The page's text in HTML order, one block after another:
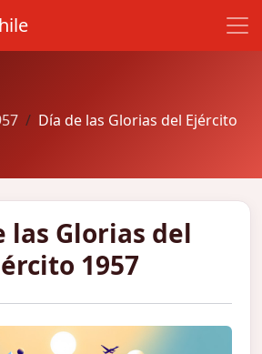
Día de las Glorias del Ejército
las Glorias del
1957